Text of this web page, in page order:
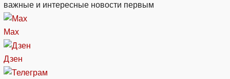
важные и интересные новости первым
Max
Дзен